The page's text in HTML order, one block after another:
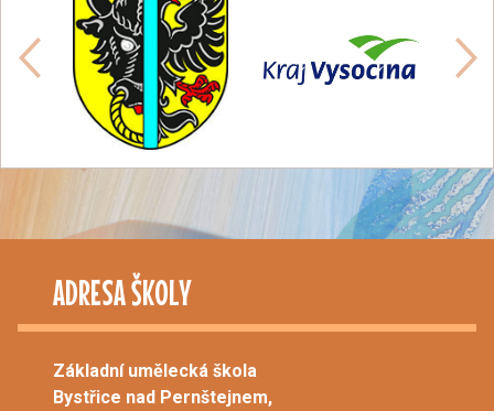
ADRESA ŠKOLY
Základní umělecká škola
Bystřice nad Pernštejnem,